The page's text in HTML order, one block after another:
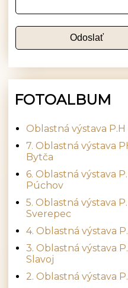
FOTOALBUM
Oblastná výstava
7. Oblastná výstava
Bytča
6. Oblastná výstava
Púchov
5. Oblastná výstava
Sverepec
4. Oblastná výstava
3. Oblastná výstava
Slavoj
2. Oblastná výstava